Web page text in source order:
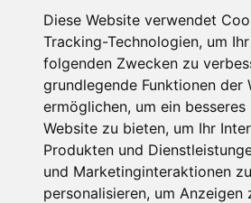
Diese Website verwendet
Tracking-Technologien, um
folgenden Zwecken zu
grundlegende Funktionen der
ermöglichen, um ein
Website zu bieten, um Ihr
Produkten und
und Marketinginteraktionen zu
personalisieren, um Anzeigen